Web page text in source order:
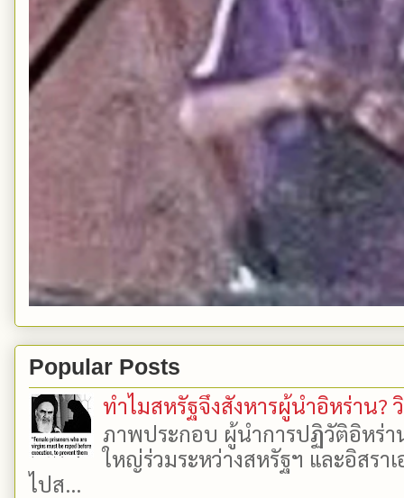
Popular Posts
ทำไมสหรัฐจึงสังหารผู้นำอิหร่าน?
ภาพประกอบ ผู้นำการปฏิวัติอิหร่า
ใหญ่ร่วมระหว่างสหรัฐฯ และอิสรา
ไปส...